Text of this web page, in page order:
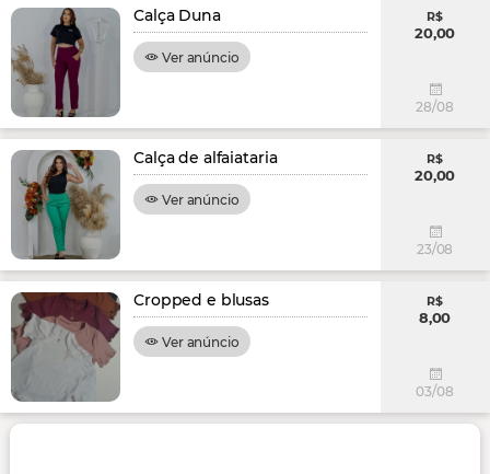
Calça Duna
Ver anúncio
R$
20,00
28/08
Calça de alfaiataria
Ver anúncio
R$
20,00
23/08
Cropped e blusas
Ver anúncio
R$
8,00
03/08